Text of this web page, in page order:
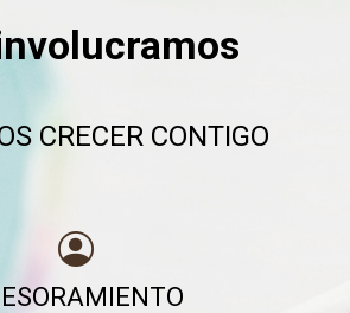
CRECER CONTIGO